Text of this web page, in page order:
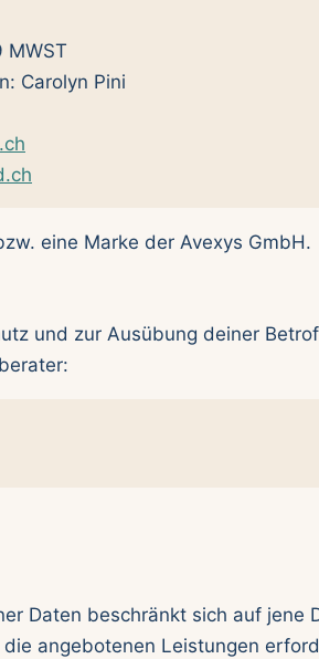
MWST
Carolyn Pini
eine Marke der Avexys GmbH.
und zur Ausübung deiner
Daten beschränkt sich auf jene
angebotenen Leistungen